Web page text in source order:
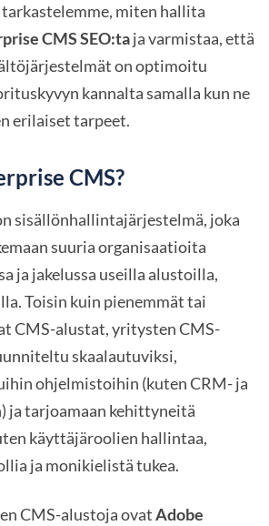
tarkastelemme, miten hallita
CMS SEO:taja varmistaa, että
on optimoitu
kannalta samalla kun ne
erilaiset tarpeet.
CMS?
sisällönhallintajärjestelmä, joka
suuria organisaatioita
ja jakelussa useilla alustoilla,
Toisin kuin pienemmät tai
CMS-alustat, yritysten CMS-
skaalautuviksi,
ohjelmistoihin (kuten CRM- ja
ja tarjoamaan kehittyneitä
käyttäjäroolien hallintaa,
ja monikielistä tukea.
CMS-alustoja ovatAdobe